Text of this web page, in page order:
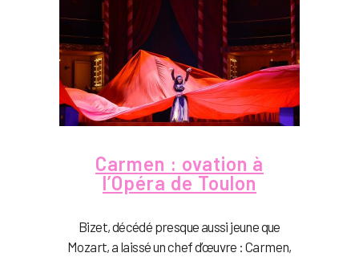
Carmen : ovation à
l’Opéra de Toulon
Bizet, décédé presque aussi jeune que
Mozart, a laissé un chef d’œuvre : Carmen,